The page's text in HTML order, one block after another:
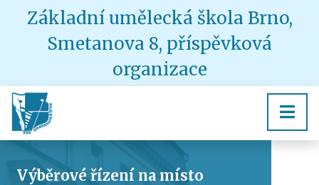
Základní umělecká škola Brno,
Smetanova 8, příspěvková
organizace
Výběrové řízení na místo